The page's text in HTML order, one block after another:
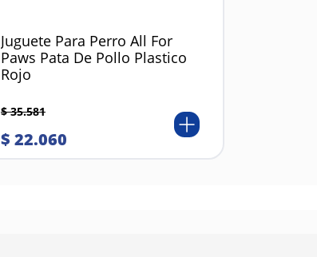
Juguete Para Perro All For
Paws Pata De Pollo Plastico
Rojo
$ 35.581
$ 22.060